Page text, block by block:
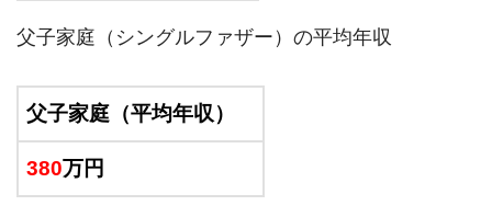
父子家庭（シングルファザー）の平均年収
父子家庭（平均年収）
380万円